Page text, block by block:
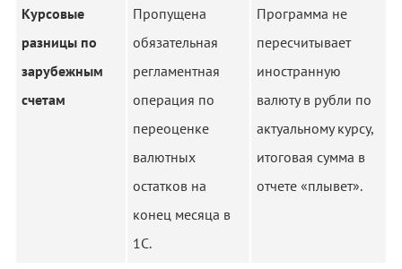
Курсовые
разницы по
зарубежным
счетам
Пропущена
обязательная
регламентная
операция по
переоценке
валютных
остатков на
конец месяца в
1С.
Программа не
пересчитывает
иностранную
валюту в рубли по
актуальному курсу,
итоговая сумма в
отчете «плывет».